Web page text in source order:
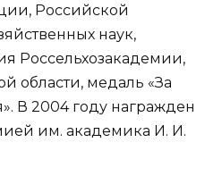
Российской
наук,
Россельхозакадемии,
области, медаль «За
В 2004 году награжден
им. академика И. И.